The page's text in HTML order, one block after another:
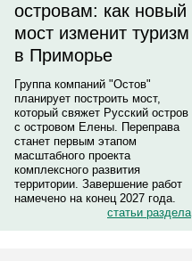
островам: как новый
мост изменит туризм
в Приморье
Группа компаний "Остов"
планирует построить мост,
который свяжет Русский остров
с островом Елены. Переправа
станет первым этапом
масштабного проекта
комплексного развития
территории. Завершение работ
намечено на конец 2027 года.
статьи раздела